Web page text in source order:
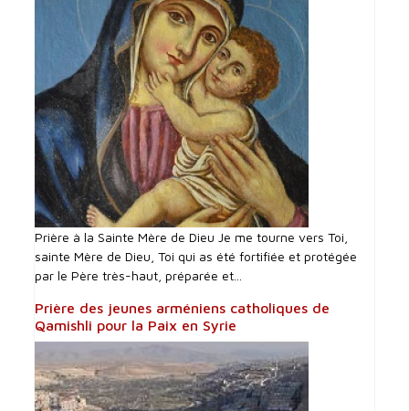
Prière à la Sainte Mère de Dieu Je me tourne vers Toi,
sainte Mère de Dieu, Toi qui as été fortifiée et protégée
par le Père très-haut, préparée et...
Prière des jeunes arméniens catholiques de
Qamishli pour la Paix en Syrie